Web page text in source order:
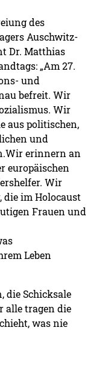
des
Auschwitz-
Dr. Matthias
„Am 27.
und
befreit. Wir
Wir
aus politischen,
und
erinnern an
europäischen
Wir
im Holocaust
Frauen und
Leben
die Schicksale
alle tragen die
was nie